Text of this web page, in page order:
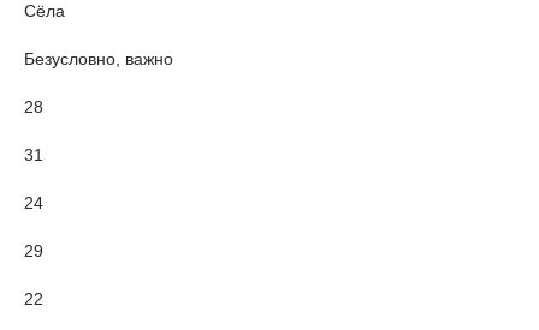
Сёла
Безусловно, важно
28
31
24
29
22